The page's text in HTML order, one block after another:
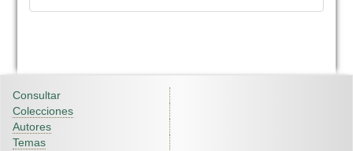
Consultar
Colecciones
Autores
Temas